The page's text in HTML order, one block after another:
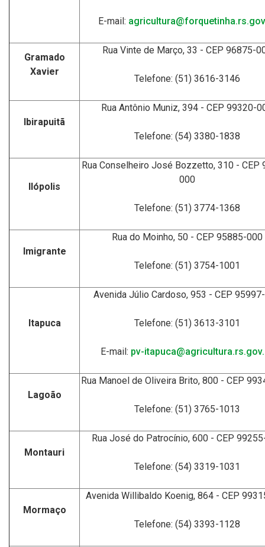
E-mail:
Gramado
Xavier
Rua Vinte de Março, 33 - CEP 96875-
Telefone: (51) 3616-3146
Ibirapuitã
Rua Antônio Muniz, 394 - CEP 99320-
Telefone: (54) 3380-1838
Ilópolis
Rua Conselheiro José Bozzetto, 310 - CEP
000
Telefone: (51) 3774-1368
Imigrante
Rua do Moinho, 50 - CEP 95885-000
Telefone: (51) 3754-1001
Itapuca
Avenida Júlio Cardoso, 953 - CEP
Telefone: (51) 3613-3101
E-mail: pv-
Lagoão
Rua Manoel de Oliveira Brito, 800 - CEP
Telefone: (51) 3765-1013
Montauri
Rua José do Patrocínio, 600 - CEP
Telefone: (54) 3319-1031
Mormaço
Avenida Willibaldo Koenig, 864 - CEP
Telefone: (54) 3393-1128